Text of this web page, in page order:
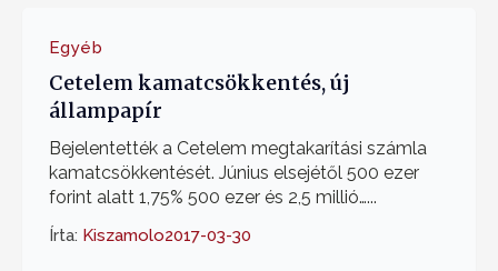
Egyéb
Cetelem kamatcsökkentés, új
állampapír
Bejelentették a Cetelem megtakarítási számla
kamatcsökkentését. Június elsejétől 500 ezer
forint alatt 1,75% 500 ezer és 2,5 millió…...
Írta: Kiszamolo2017-03-30